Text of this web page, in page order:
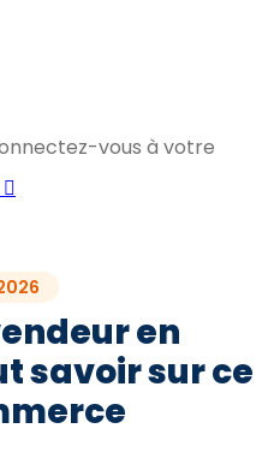
vous à votre
en
savoir sur ce